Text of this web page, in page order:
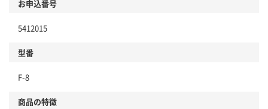
お申込番号
5412015
型番
F-8
商品の特徴